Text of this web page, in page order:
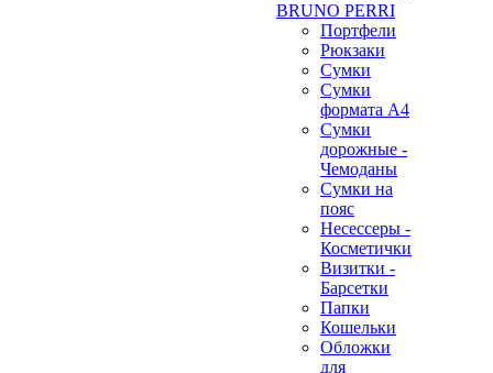
BRUNO PERRI
Портфели
Рюкзаки
Сумки
Сумки
формата А4
Сумки
дорожные -
Чемоданы
Сумки на
пояс
Несессеры -
Косметички
Визитки -
Барсетки
Папки
Кошельки
Обложки
для